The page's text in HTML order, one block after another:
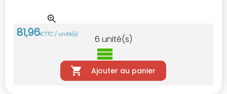
81,96€TTC / unité(s) 6 unité(s)
Ajouter au panier